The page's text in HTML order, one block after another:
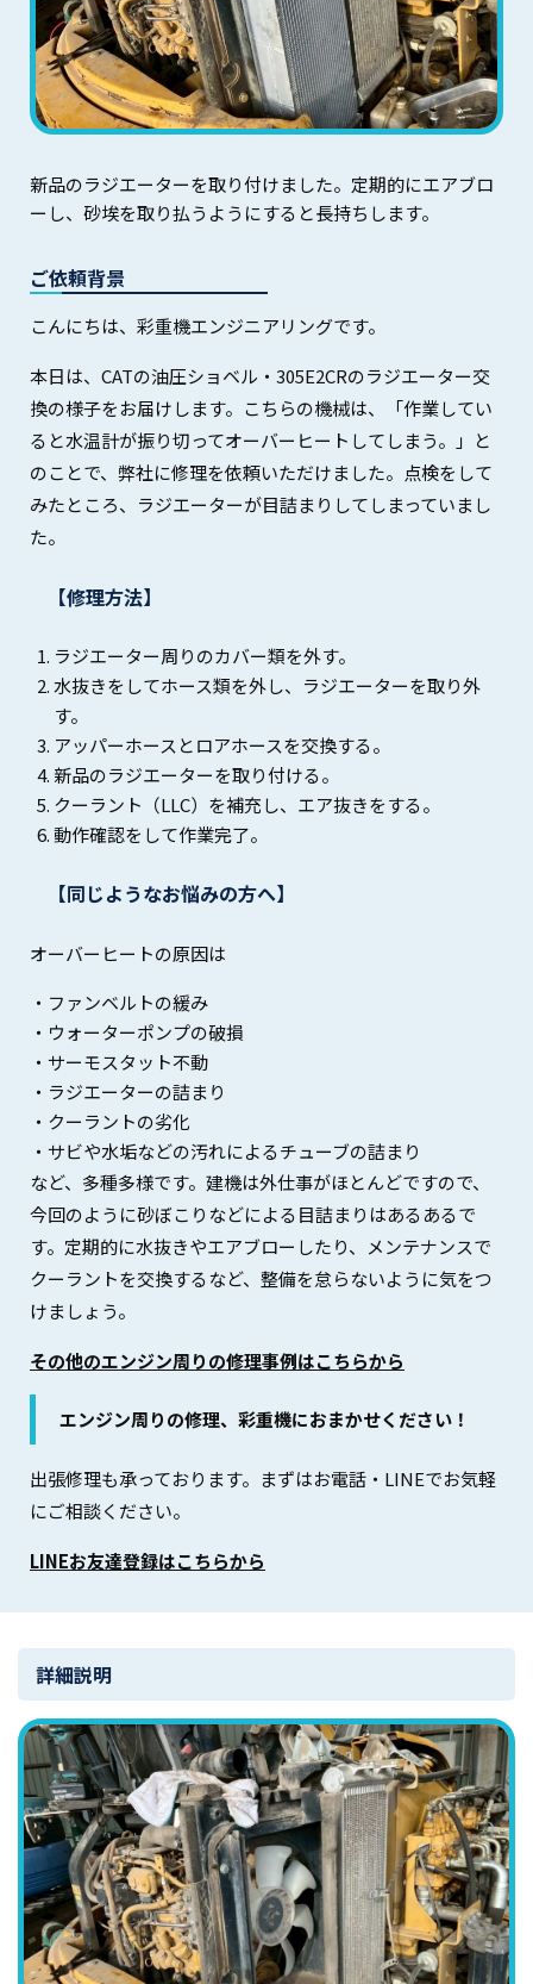
新品のラジエーターを取り付けました。定期的にエアブロ
ーし、砂埃を取り払うようにすると長持ちします。
ご依頼背景
こんにちは、彩重機エンジニアリングです。
本日は、CATの油圧ショベル・305E2CRのラジエーター交
換の様子をお届けします。こちらの機械は、「作業してい
ると水温計が振り切ってオーバーヒートしてしまう。」と
のことで、弊社に修理を依頼いただけました。点検をして
みたところ、ラジエーターが目詰まりしてしまっていまし
た。
【修理方法】
ラジエーター周りのカバー類を外す。
水抜きをしてホース類を外し、ラジエーターを取り外
す。
アッパーホースとロアホースを交換する。
新品のラジエーターを取り付ける。
クーラント（LLC）を補充し、エア抜きをする。
動作確認をして作業完了。
【同じようなお悩みの方へ】
オーバーヒートの原因は
・ファンベルトの緩み
・ウォーターポンプの破損
・サーモスタット不動
・ラジエーターの詰まり
・クーラントの劣化
・サビや水垢などの汚れによるチューブの詰まり
など、多種多様です。建機は外仕事がほとんどですので、
今回のように砂ぼこりなどによる目詰まりはあるあるで
す。定期的に水抜きやエアブローしたり、メンテナンスで
クーラントを交換するなど、整備を怠らないように気をつ
けましょう。
その他のエンジン周りの修理事例はこちらから
エンジン周りの修理、彩重機におまかせください！
出張修理も承っております。まずはお電話・LINEでお気軽
にご相談ください。
LINEお友達登録はこちらから
詳細説明